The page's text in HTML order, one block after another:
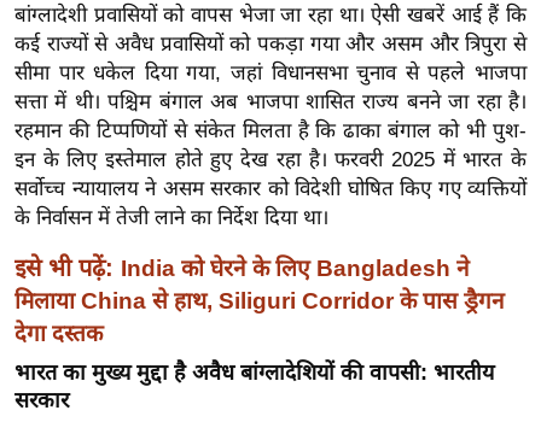
य
त
यं
ग
इं
डि
या
हि
त्य
ज
ग
त
बांग्लादेशी प्रवासियों को वापस भेजा जा रहा था। ऐसी खबरें आई हैं कि
कई राज्यों से अवैध प्रवासियों को पकड़ा गया और असम और त्रिपुरा से
सीमा पार धकेल दिया गया, जहां विधानसभा चुनाव से पहले भाजपा
सत्ता में थी। पश्चिम बंगाल अब भाजपा शासित राज्य बनने जा रहा है।
रहमान की टिप्पणियों से संकेत मिलता है कि ढाका बंगाल को भी पुश-
इन के लिए इस्तेमाल होते हुए देख रहा है। फरवरी 2025 में भारत के
सर्वोच्च न्यायालय ने असम सरकार को विदेशी घोषित किए गए व्यक्तियों
के निर्वासन में तेजी लाने का निर्देश दिया था।
इसे भी पढ़ें: India को घेरने के लिए Bangladesh ने
मिलाया China से हाथ, Siliguri Corridor के पास ड्रैगन
देगा दस्तक
भारत का मुख्य मुद्दा है अवैध बांग्लादेशियों की वापसी: भारतीय
सरकार